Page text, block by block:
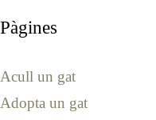
Pàgines
Acull un gat
Adopta un gat